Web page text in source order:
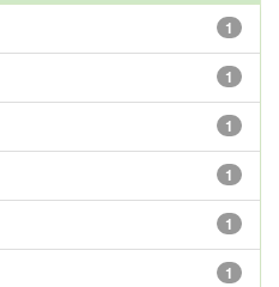
1
1
1
1
1
1